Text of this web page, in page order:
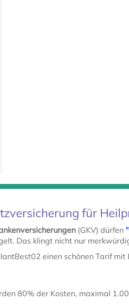
für
(GKV) dürfen
Das klingt nicht nur
einen schönen Tarif
80% der Kosten, maximal